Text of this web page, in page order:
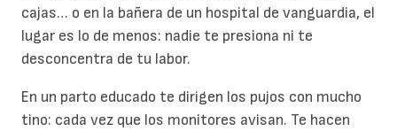
cajas… o en la bañera de un hospital de vanguardia, el
lugar es lo de menos: nadie te presiona ni te
desconcentra de tu labor.
En un parto educado te dirigen los pujos con mucho
tino: cada vez que los monitores avisan. Te hacen